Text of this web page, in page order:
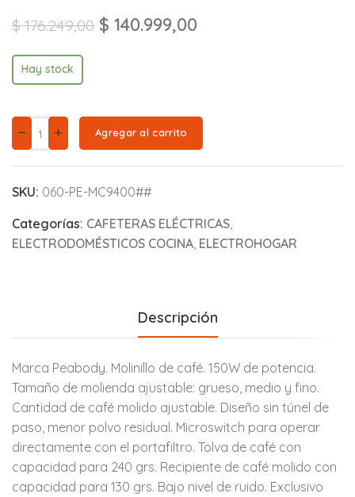
$176.249,00 $ 140.999,00
Hay stock
Agregar al carrito
SKU: 060-PE-MC9400##
Categorías: CAFETERAS ELÉCTRICAS
ELECTRODOMÉSTICOS COCINA ELECTROHOGAR
Descripción
Marca Peabody. Molinillo de café. 150W de potencia.
Tamaño de molienda ajustable: grueso, medio y fino.
Cantidad de café molido ajustable. Diseño sin túnel de
paso, menor polvo residual. Microswitch para operar
directamente con el portafiltro. Tolva de café con
capacidad para 240 grs. Recipiente de café molido con
capacidad para 130 grs. Bajo nivel de ruido. Exclusivo